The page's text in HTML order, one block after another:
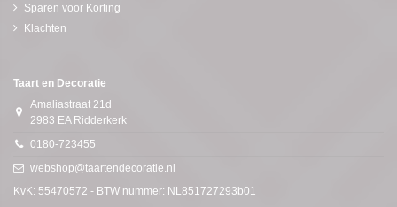
Sparen voor Korting
Klachten
Taart en Decoratie
Amaliastraat 21d
2983 EA Ridderkerk
0180-723455
webshop@taartendecoratie.nl
KvK: 55470572 - BTW nummer: NL851727293b01